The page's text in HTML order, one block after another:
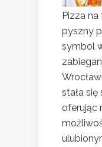
Pizza
pyszny
symbol
stała
oferując